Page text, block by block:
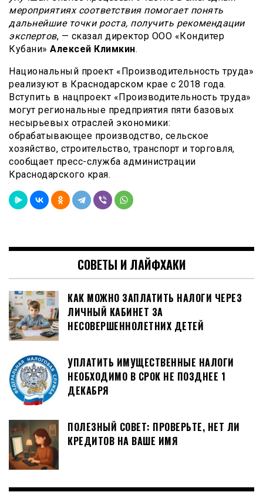
мероприятиях соответствия помогает понять
дальнейшие точки роста, получить рекомендации
экспертов, — сказал директор ООО «Кондитер
Кубани» Алексей Климкин.
Национальный проект «Производительность труда»
реализуют в Краснодарском крае с 2018 года.
Вступить в нацпроект «Производительность труда»
могут региональные предприятия пяти базовых
несырьевых отраслей экономики:
обрабатывающее производство, сельское
хозяйство, строительство, транспорт и торговля,
сообщает пресс-служба администрации
Краснодарского края.
СОВЕТЫ И ЛАЙФХАКИ
КАК МОЖНО ЗАПЛАТИТЬ НАЛОГИ ЧЕРЕЗ
ЛИЧНЫЙ КАБИНЕТ ЗА
НЕСОВЕРШЕННОЛЕТНИХ ДЕТЕЙ
УПЛАТИТЬ ИМУЩЕСТВЕННЫЕ НАЛОГИ
НЕОБХОДИМО В СРОК НЕ ПОЗДНЕЕ 1
ДЕКАБРЯ
ПОЛЕЗНЫЙ СОВЕТ: ПРОВЕРЬТЕ, НЕТ ЛИ
КРЕДИТОВ НА ВАШЕ ИМЯ